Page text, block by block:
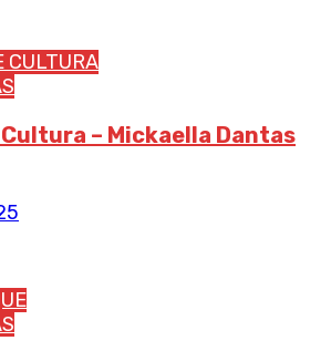
CULTURA
– Mickaella Dantas